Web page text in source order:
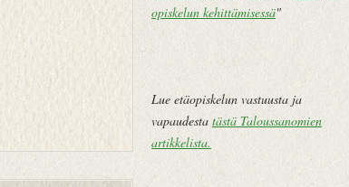
opiskelun kehittämisessä"
Lue etäopiskelun vastuusta ja
vapaudesta tästä Taloussanomien
artikkelista.